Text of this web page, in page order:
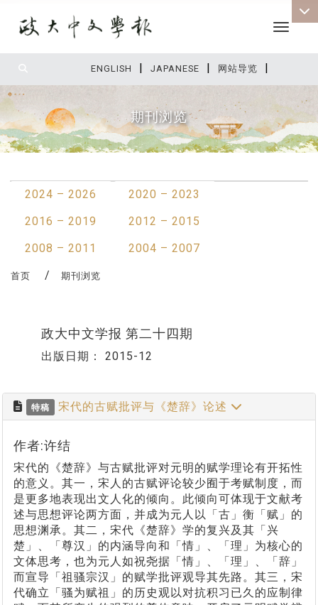
ENGLISH | JAPANESE | 网站导览 |
Toggle
期刊浏览
2024 – 2026
2020 – 2023
2016 – 2019
2012 – 2015
2008 – 2011
2004 – 2007
首页 期刊浏览
政大中文学报 第二十四期
出版日期： 2015-12
特稿 宋代的古赋批评与《楚辞》论述
作者:许结
宋代的《楚辞》与古赋批评对元明的赋学理论有开拓性
的意义。其一，宋人的古赋评论较少囿于考赋制度，而
是更多地表现出文人化的倾向。此倾向可体现于文献考
述与思想评论两方面，并成为元人以「古」衡「赋」的
思想渊承。其二，宋代《楚辞》学的复兴及其「兴
楚」、「尊汉」的内涵导向和「情」、「理」为核心的
文体思考，也为元人如祝尧据「情」、「理」、「辞」
而宣导「祖骚宗汉」的赋学批评观导其先路。其三，宋
代确立「骚为赋祖」的历史观以对抗积习已久的应制律